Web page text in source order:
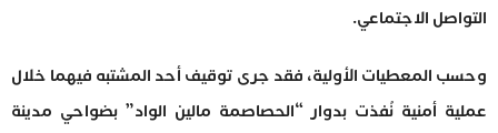
التواصل الاجتماعي.
وحسب المعطيات الأولية، فقد جرى توقيف أحد المشتبه فيهما خلال
عملية أمنية نُفذت بدوار “الحصاصمة مالين الواد” بضواحي مدينة